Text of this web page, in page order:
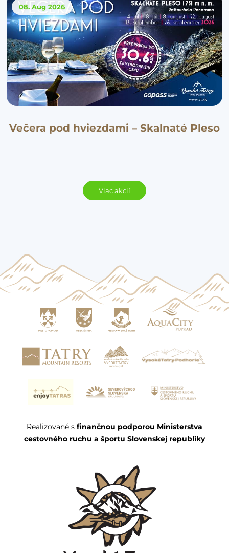
08. Aug 2026
Večera pod hviezdami – Skalnaté Pleso
Viac akcií
Realizované s finančnou podporou Ministerstva
cestovného ruchu a športu Slovenskej republiky